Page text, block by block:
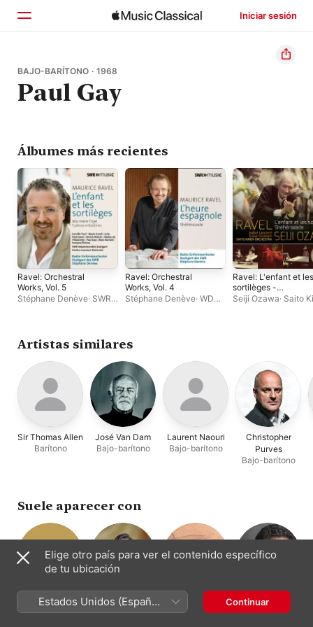
Iniciar sesión
Inicio
Explorar
BAJO-BARÍTONO · 1968
Paul Gay
Álbumes más recientes
Ravel: Orchestral
Works, Vol. 5
Stéphane Denève· SWR
Ravel: Orchestral
Works, Vol. 4
Stéphane Denève· WDR
Ravel: L'enfant et les
sortilèges -
Shéhérazade
Seiji Ozawa· Saito
Artistas similares
Sir Thomas Allen
Barítono
José Van Dam
Bajo-barítono
Laurent Naouri
Bajo-barítono
Christopher
Purves
Bajo-barítono
Suele aparecer con
Filarmónica de
Viena
Anna Netrebko
Soprano
Staatsopernchor
Carlo Rizzi
Dirección
Elige otro país para ver el contenido específico
de tu ubicación
Estados Unidos (Español
México)
Continuar